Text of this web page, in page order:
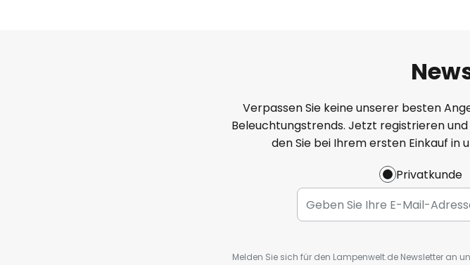
Verpassen Sie keine unserer besten
Beleuchtungstrends. Jetzt registrieren
den Sie bei Ihrem ersten Einkauf in
Privatkunde
Melden Sie sich für den Lampenwelt.de Newsletter an